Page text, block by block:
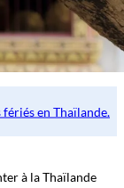
à la Thaïlande